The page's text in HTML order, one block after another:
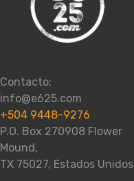
Contacto:
info@e625.com
+504 9448-9276
P.O. Box 270908 Flower
Mound,
TX 75027, Estados Unidos